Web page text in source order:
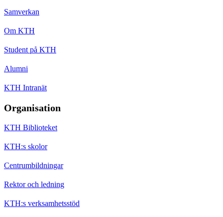
Samverkan
Om KTH
Student på KTH
Alumni
KTH Intranät
Organisation
KTH Biblioteket
KTH:s skolor
Centrumbildningar
Rektor och ledning
KTH:s verksamhetsstöd